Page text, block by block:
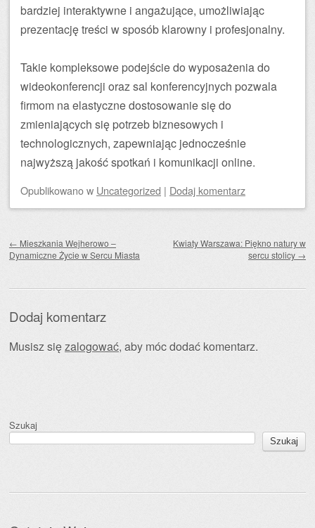
bardziej interaktywne i angażujące, umożliwiając
prezentację treści w sposób klarowny i profesjonalny.
Takie kompleksowe podejście do wyposażenia do
wideokonferencji oraz sal konferencyjnych pozwala
firmom na elastyczne dostosowanie się do
zmieniających się potrzeb biznesowych i
technologicznych, zapewniając jednocześnie
najwyższą jakość spotkań i komunikacji online.
Opublikowanow Uncategorized | Dodaj komentarz
← Mieszkania Wejherowo –
Dynamiczne Życie w Sercu Miasta
Kwiaty Warszawa: Piękno natury w
sercu stolicy →
Dodaj komentarz
Musisz sięzalogować, aby móc dodać komentarz.
Szukaj
Szukaj